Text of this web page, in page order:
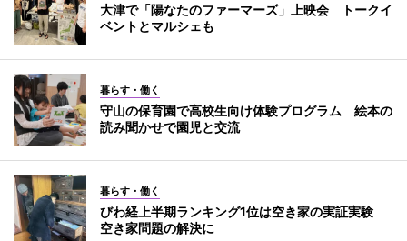
大津で「陽なたのファーマーズ」上映会 トークイ
ベントとマルシェも
暮らす・働く
守山の保育園で高校生向け体験プログラム 絵本の
読み聞かせで園児と交流
暮らす・働く
びわ経上半期ランキング1位は空き家の実証実験
空き家問題の解決に